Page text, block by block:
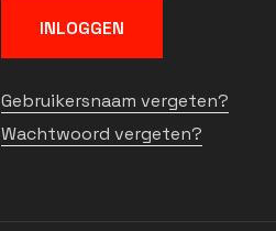
INLOGGEN
Gebruikersnaam vergeten?
Wachtwoord vergeten?